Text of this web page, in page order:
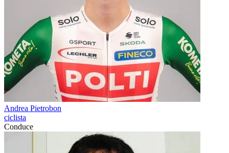
Andrea Pietrobon
ciclista
Conduce